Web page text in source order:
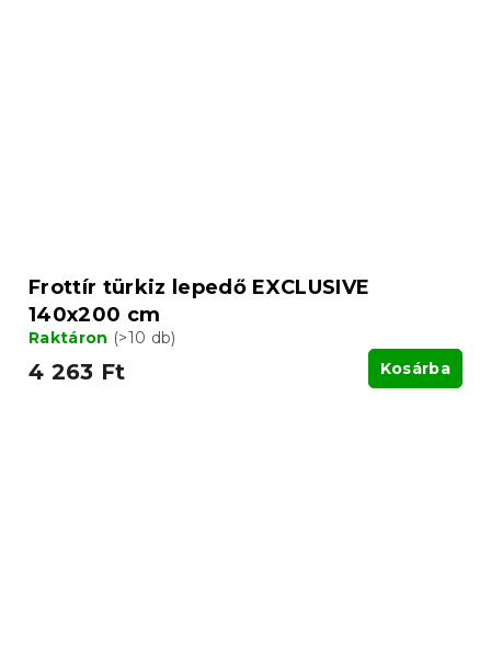
Frottír türkiz lepedő EXCLUSIVE
140x200 cm
Raktáron (>10 db)
4 263 Ft Kosárba